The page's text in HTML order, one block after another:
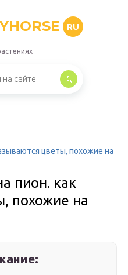
RU
цветы, похожие на
пион. как
похожие на